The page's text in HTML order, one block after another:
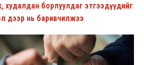
худалдан борлуулдаг этгээдүүдийг
дээр нь баривчилжээ